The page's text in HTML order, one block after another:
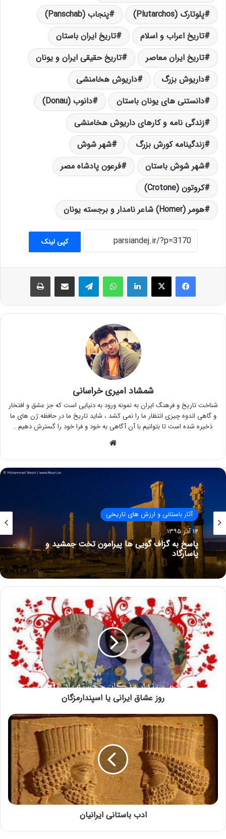
پلوتارک (Plutarchos)
پنجاب (Panschab)
تاریخ اعراب و اسلام
تاریخ ایران باستان
تاریخ ایران معاصر
تاریخ حقیقی ایران و یونان
داریوش بزرگ
داریوش هخامنشی
دانستنی های یونان باستان
دانوب (Donau)
زندگی نامه و کارهای داریوش هخامنشی
زندگینامه کورش بزرگ
شهر شوش
شهر شوش باستان
فرعون پادشاه مصر
کروتون (Crotone)
هومر (Homer) شاعر نامدار و برجسته یونان
کپی لینک
فیس بوک X لینکدین واتس آپ تلگرام اشتراک گذاری از طریق ایمیل چاپ
شمشاد امیری خراسانی
شناخت تاریخ و فرهنگ ایران به نمونه ورود به دنیایی است که جز عشق و افتخار
و گاهی اندوه چیزی انتظار ما را نمی کشد ، شاید تاریخ ما در حافظه ژن های ما
ذخیره شده است تا بتوانیم با آن آگاهی به خود و فرا خود را گسترش دهیم .
آثار باستانی و ارزش های تاریخی
۱۴ آذر ۱۳۹۵
پاسخ به گزاف گویی ها پیرامون تخت جمشید و
پاسارگاد
ایران باستان
۵ شهریور ۱۳۹۵
قدمت نام زرتشت!!
روز عشاق ایرانی یا اسپندارمزگان
ادب باستانی ایرانیان